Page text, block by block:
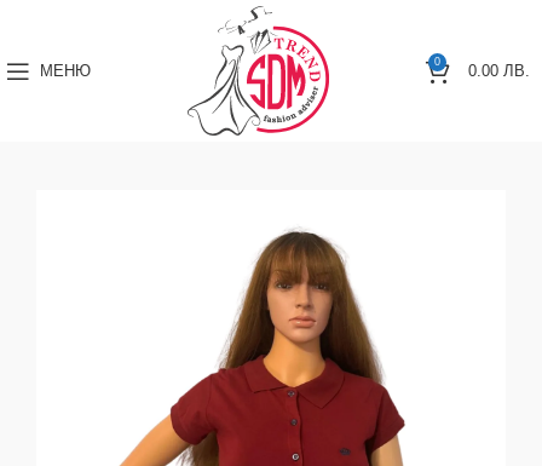
МЕНЮ
0
0.00 ЛВ.